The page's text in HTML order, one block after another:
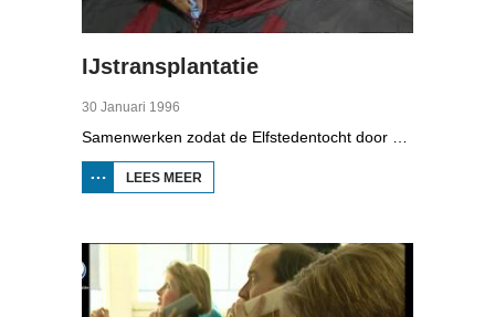
IJstransplantatie
30 Januari 1996
LEES MEER
IJSTRANSPLANTATIE